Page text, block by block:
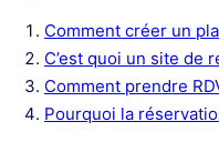
Comment créer un
C’est quoi un site de
Comment prendre
Pourquoi la